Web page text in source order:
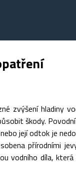
zvýšení hladiny
škody.
její odtok je
přírodními
vodního díla,